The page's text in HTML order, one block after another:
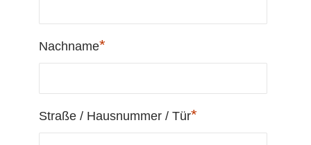
Nachname*
Straße / Hausnummer / Tür*